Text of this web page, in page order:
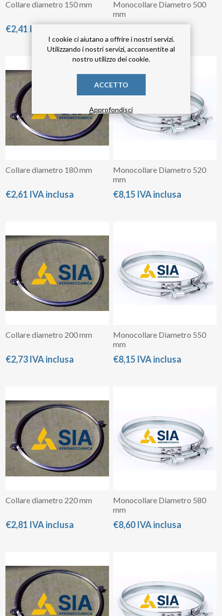
Collare diametro 150 mm
€2,41 IVA inclusa
Monocollare Diametro 500
mm
Collare diametro 180 mm
€2,61 IVA inclusa
Monocollare Diametro 520
mm
€8,15 IVA inclusa
Collare diametro 200 mm
€2,73 IVA inclusa
Monocollare Diametro 550
mm
€8,15 IVA inclusa
Collare diametro 220 mm
€2,81 IVA inclusa
Monocollare Diametro 580
mm
€8,60 IVA inclusa
I cookie ci aiutano a offrire i nostri servizi.
Utilizzando i nostri servizi, acconsentite al
nostro utilizzo dei cookie.
ACCETTO
Approfondisci